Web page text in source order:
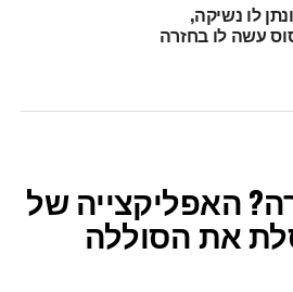
לו נשיקה,
עשה לו בחזרה
האפליקצייה של
את הסוללה